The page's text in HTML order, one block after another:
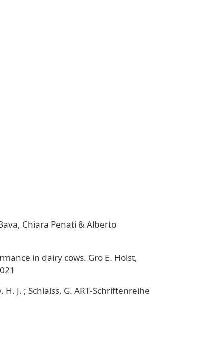
Chiara Penati & Alberto
in dairy cows. Gro E. Holst,
J. ; Schlaiss, G. ART-Schriftenreihe